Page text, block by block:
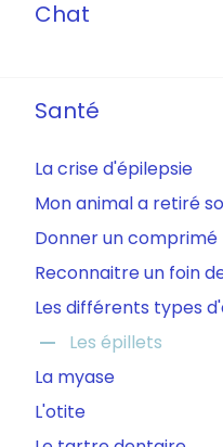
Chat
Santé
La crise d'épilepsie
Mon animal a retiré
Donner un comprimé
Reconnaitre un foin
Les différents types
remove
Les épillets
La myase
L'otite